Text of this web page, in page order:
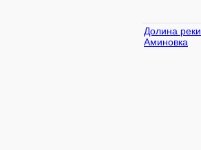
Долина реки
Аминовка